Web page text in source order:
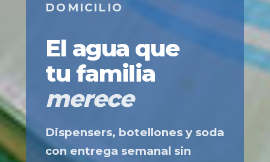
DOMICILIO
El agua que
tu familia
merece
Dispensers, botellones y soda
con entrega semanal sin